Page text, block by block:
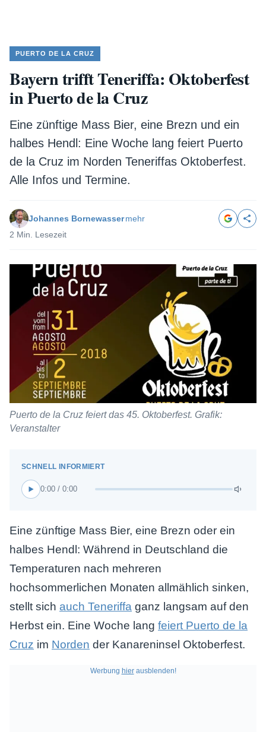
PUERTO DE LA CRUZ
Bayern trifft Teneriffa: Oktoberfest
in Puerto de la Cruz
Eine zünftige Mass Bier, eine Brezn und ein
halbes Hendl: Eine Woche lang feiert Puerto
de la Cruz im Norden Teneriffas Oktoberfest.
Alle Infos und Termine.
Johannes Bornewassermehr
2 Min. Lesezeit
Puerto de la Cruz feiert das 45. Oktoberfest. Grafik:
Veranstalter
0:00 / 0:00
Eine zünftige Mass Bier, eine Brezn oder ein
halbes Hendl: Während in Deutschland die
Temperaturen nach mehreren
hochsommerlichen Monaten allmählich sinken,
stellt sich auch Teneriffa ganz langsam auf den
Herbst ein. Eine Woche lang feiert Puerto de la
Cruz im Norden der Kanareninsel Oktoberfest.
Werbung hierausblenden!